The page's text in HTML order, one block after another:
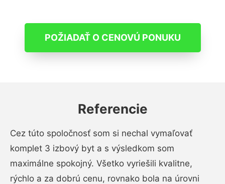
POŽIADAŤ O CENOVÚ PONUKU
Referencie
Cez túto spoločnosť som si nechal vymaľovať
komplet 3 izbový byt a s výsledkom som
maximálne spokojný. Všetko vyriešili kvalitne,
rýchlo a za dobrú cenu, rovnako bola na úrovni